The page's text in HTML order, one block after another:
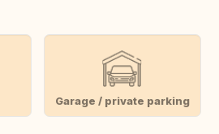
Garage / private parking